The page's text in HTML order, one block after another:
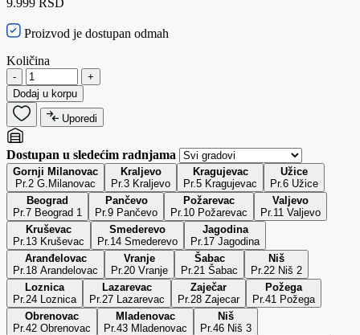
Proizvod je dostupan odmah
Količina
-
+
Dodaj u korpu
Uporedi
Dostupan u sledećim radnjama
Gornji Milanovac
Pr.2 G.Milanovac
Kraljevo
Pr.3 Kraljevo
Kragujevac
Pr.5 Kragujevac
Užice
Pr.6 Užice
Beograd
Pr.7 Beograd 1
Pančevo
Pr.9 Pančevo
Požarevac
Pr.10 Požarevac
Valjevo
Pr.11 Valjevo
Kruševac
Pr.13 Kruševac
Smederevo
Pr.14 Smederevo
Jagodina
Pr.17 Jagodina
Aranđelovac
Pr.18 Arandelovac
Vranje
Pr.20 Vranje
Šabac
Pr.21 Šabac
Niš
Pr.22 Niš 2
Loznica
Pr.24 Loznica
Lazarevac
Pr.27 Lazarevac
Zaječar
Pr.28 Zajecar
Požega
Pr.41 Požega
Obrenovac
Pr.42 Obrenovac
Mladenovac
Pr.43 Mladenovac
Niš
Pr.46 Niš 3